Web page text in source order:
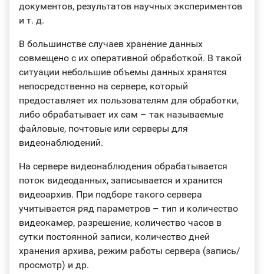
документов, результатов научных экспериментов
и т. д.
В большинстве случаев хранение данных
совмещено с их оперативной обработкой. В такой
ситуации небольшие объемы данных хранятся
непосредственно на сервере, который
предоставляет их пользователям для обработки,
либо обрабатывает их сам – так называемые
файловые, почтовые или серверы для
видеонаблюдений.
На сервере видеонаблюдения обрабатывается
поток видеоданных, записывается и хранится
видеоархив. При подборе такого сервера
учитывается ряд параметров – тип и количество
видеокамер, разрешение, количество часов в
сутки постоянной записи, количество дней
хранения архива, режим работы сервера (запись/
просмотр) и др.